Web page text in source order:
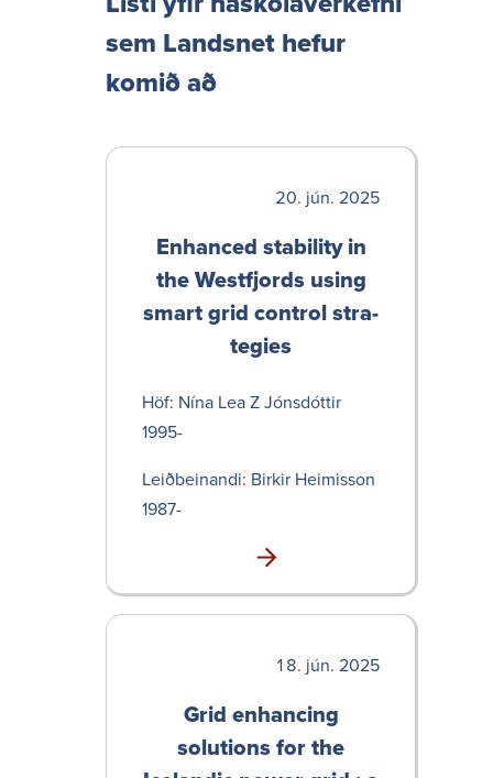
sem Landsnet hefur
komið að
jún. 2025
Enhanced stability in
the West­fjords using
smart grid control stra­
tegies
Höf: Nína Lea Z Jóns­dóttir
1995-
Leið­bein­andi: Birkir Heim­isson
1987-
jún. 2025
Grid enhancing
solutions for the